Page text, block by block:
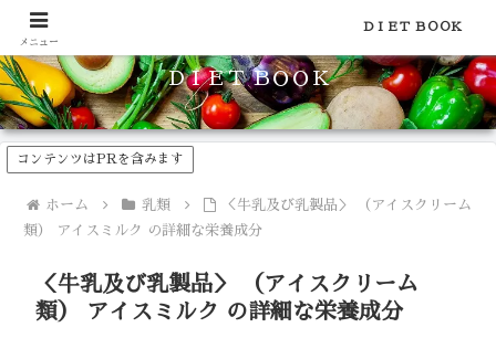
食品のカロリーや糖質などの栄養素がわかる！健康やダイエットに
ＤＩＥＴ ＢＯＯＫ
コンテンツはPRを含みます
ホーム 乳類
＜牛乳及び乳製品＞ （アイスクリーム
類） アイスミルク の詳細な栄養成分
＜牛乳及び乳製品＞ （アイスクリーム
類） アイスミルク の詳細な栄養成分
メニュー
ＤＩＥＴ ＢＯＯＫ